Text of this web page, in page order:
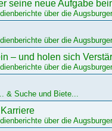
seine neue Aufgabe
über die
über die
– und holen sich
über die
& Suche und Biete...
über die